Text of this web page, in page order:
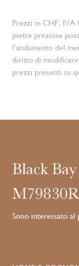
Prezzi in CHF, IVA
pietre preziose
l’andamento del
diritto di
prezzi presenti su
Black
Sono interessato